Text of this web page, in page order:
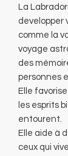
La
developper
comme la
voyage
des
personnes
Elle
les esprits
entourent.
Elle aide à
ceux qui